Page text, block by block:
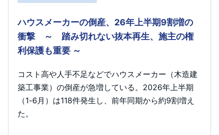
ハウスメーカーの倒産、26年上半期9割増の
衝撃 ～ 踏み切れない抜本再生、施主の権
利保護も重要 ～
コスト高や人手不足などでハウスメーカー（木造建
築工事業）の倒産が急増している。2026年上半期
（1-6月）は118件発生し、前年同期から約9割増え
た。